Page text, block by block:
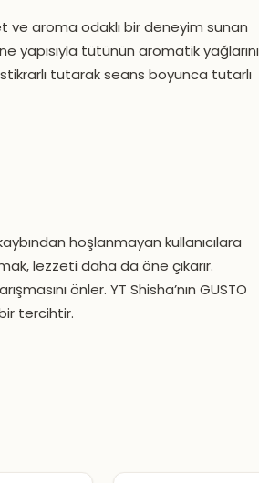
ve aroma odaklı bir deneyim sunan
yapısıyla tütünün aromatik yağlarını
tutarak seans boyunca tutarlı
hoşlanmayan kullanıcılara
lezzeti daha da öne çıkarır.
önler. YT Shisha’nın GUSTO
tercihtir.